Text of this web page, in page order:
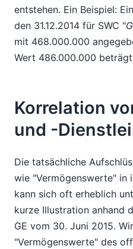
entstehen. Ein Beispiel:
den 31.12.2014 für SWC "
mit 468.000.000
Wert 486.000.000
Korrelation
und -
Die tatsächliche
wie "Vermögenswerte" in
kann sich oft erheblich
kurze Illustration anhand
GE vom 30. Juni 2015.
"Vermögenswerte" des